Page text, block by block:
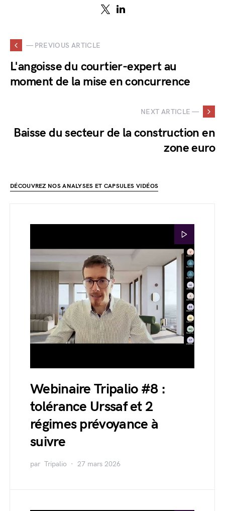
— PREVIOUS ARTICLE
L'angoisse du courtier-expert au
moment de la mise en concurrence
NEXT ARTICLE —
Baisse du secteur de la construction en
zone euro
DÉCOUVREZ NOS ANALYSES ET CAPSULES VIDÉOS
Webinaire Tripalio #8 :
tolérance Urssaf et 2
régimes prévoyance à
suivre
par Tripalio 27 mars 2026